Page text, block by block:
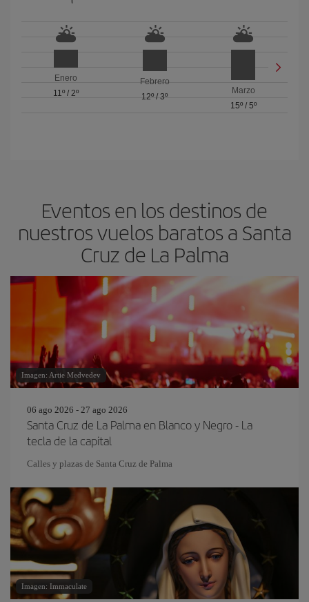
Enero
11º/ 2º
Febrero
12º / 3º
Marzo
15º/ 5º
Eventos en los destinos de
nuestros vuelos baratos a Santa
Cruz de La Palma
Imagen: Artie Medvedev
06 ago 2026 - 27 ago 2026
Santa Cruz de La Palma en Blanco y Negro - La
tecla de la capital
Calles y plazas de Santa Cruz de Palma
Imagen: Immaculate